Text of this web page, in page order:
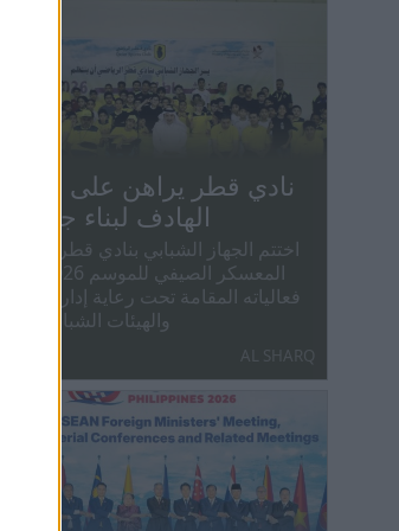
نادي قطر يراهن على الترفيه
الهادف لبناء جيل واعٍ
اختتم الجهاز الشبابي بنادي قطر الرياضي
فعالياته المقامة تحت رعاية إدارة المراكز
والهيئات الشبابية بوزارة
AL SHARQ